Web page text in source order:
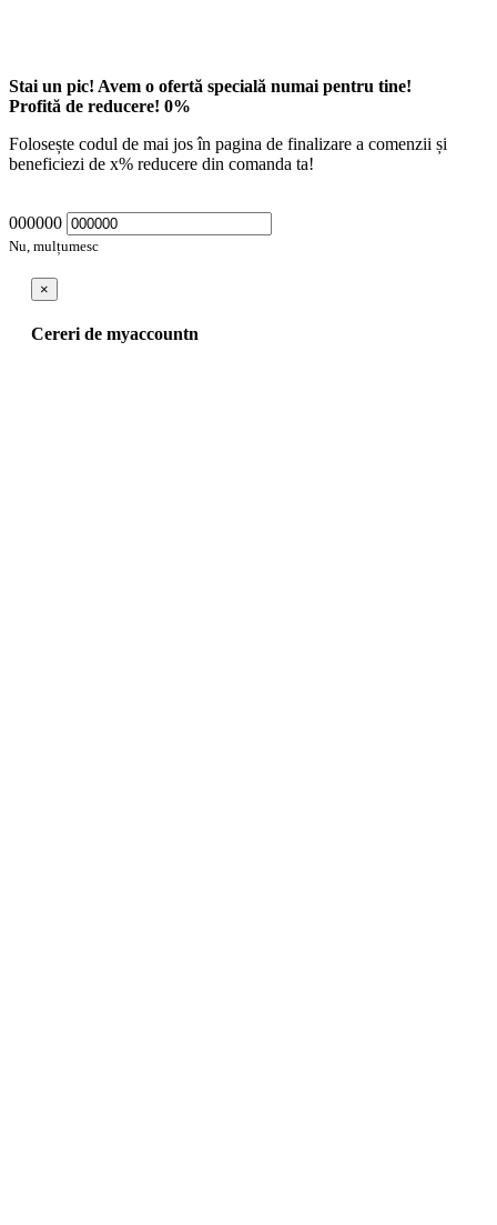
Stai un pic! Avem o ofertă specială numai pentru tine!
Profită de reducere! 0%
Folosește codul de mai jos în pagina de finalizare a comenzii și
beneficiezi de x% reducere din comanda ta!
000000
Nu, mulțumesc
×
Cereri de myaccountn